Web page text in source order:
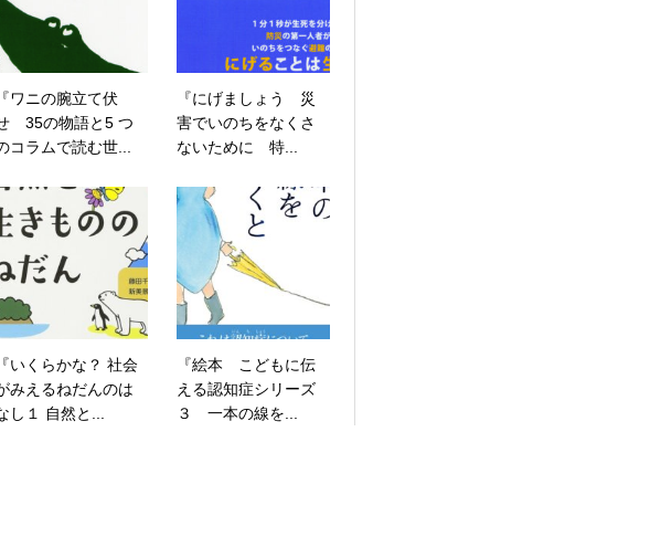
『ワニの腕立て伏
35の物語と5 つ
コラムで読む世...
『にげましょう 災
害でいのちをなくさ
ないために 特...
『いくらかな？ 社会
みえるねだんのは
し１ 自然と...
『絵本 こどもに伝
える認知症シリーズ
３ 一本の線を...